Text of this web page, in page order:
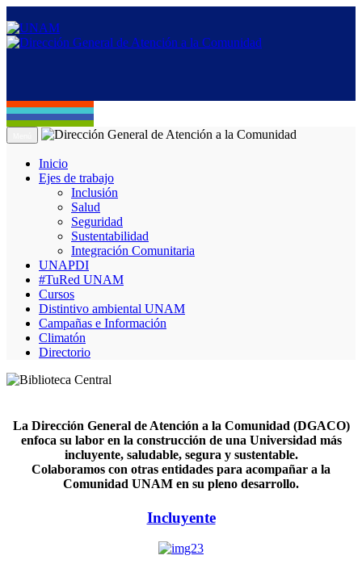
Inicio
Ejes de trabajo
Inclusión
Salud
Seguridad
Sustentabilidad
Integración Comunitaria
UNAPDI
#TuRed UNAM
Cursos
Distintivo ambiental UNAM
Campañas e Información
Climatón
Directorio
La Dirección General de Atención a la Comunidad (DGACO)
enfoca su labor en la construcción de una Universidad más
incluyente, saludable, segura y sustentable.
Colaboramos con otras entidades para acompañar a la
Comunidad UNAM en su pleno desarrollo.
Incluyente